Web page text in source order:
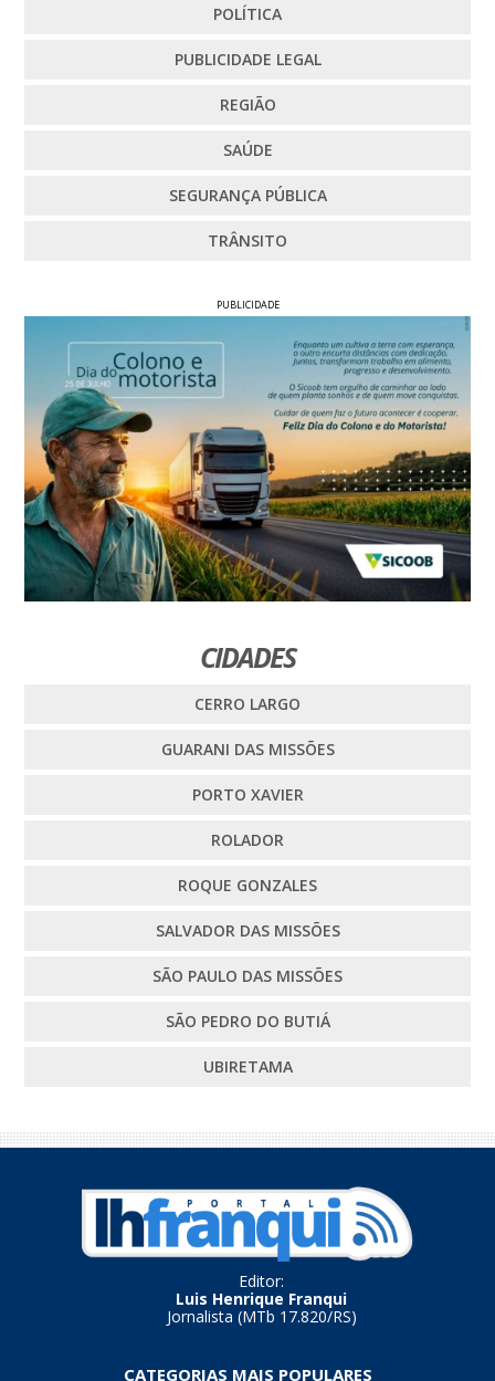
POLÍTICA
PUBLICIDADE LEGAL
REGIÃO
SAÚDE
SEGURANÇA PÚBLICA
TRÂNSITO
PUBLICIDADE
CIDADES
CERRO LARGO
GUARANI DAS MISSÕES
PORTO XAVIER
ROLADOR
ROQUE GONZALES
SALVADOR DAS MISSÕES
SÃO PAULO DAS MISSÕES
SÃO PEDRO DO BUTIÁ
UBIRETAMA
Editor:
Luis Henrique Franqui
Jornalista (MTb 17.820/RS)
CATEGORIAS MAIS POPULARES